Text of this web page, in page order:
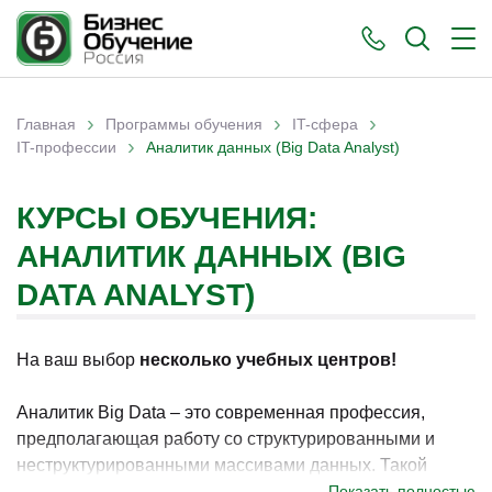
Вы здесь
Главная › Программы обучения › IT-сфера ›
IT-профессии › Аналитик данных (Big Data Analyst)
КУРСЫ ОБУЧЕНИЯ:
АНАЛИТИК ДАННЫХ (BIG
DATA ANALYST)
На ваш выбор несколько учебных центров!
Аналитик Big Data – это современная профессия,
предполагающая работу со структурированными и
неструктурированными массивами данных. Такой